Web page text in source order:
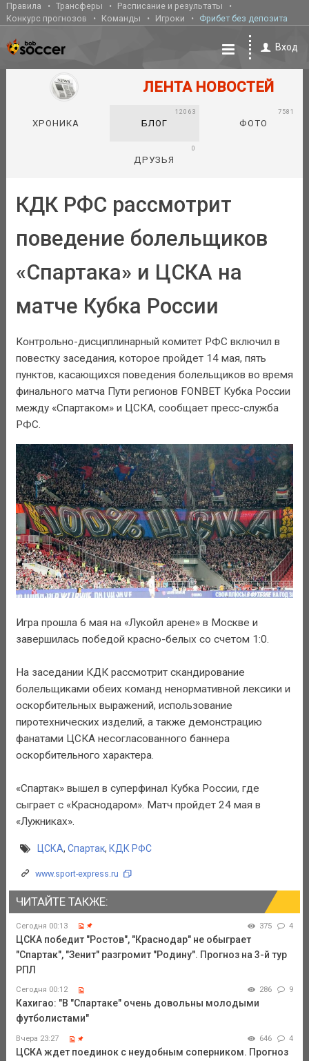
Правила Трансферы
Расписание и результаты
Конкурс прогнозов
Команды Игроки Фрибет без депозита
Вход
ЛЕНТА НОВОСТЕЙ
ХРОНИКА БЛОГ
12063
ФОТО
7581
ДРУЗЬЯ
0
КДК РФС рассмотрит
поведение болельщиков
«Спартака» и ЦСКА на
матче Кубка России
Контрольно-дисциплинарный комитет РФС включил в
повестку заседания, которое пройдет 14 мая, пять
пунктов, касающихся поведения болельщиков во время
финального матча Пути регионов FONBET Кубка России
между «Спартаком» и ЦСКА, сообщает пресс-служба
РФС.
Игра прошла 6 мая на «Лукойл арене» в Москве и
завершилась победой красно-белых со счетом 1:0.
На заседании КДК рассмотрит скандирование
болельщиками обеих команд ненормативной лексики и
оскорбительных выражений, использование
пиротехнических изделий, а также демонстрацию
фанатами ЦСКА несогласованного баннера
оскорбительного характера.
«Спартак» вышел в суперфинал Кубка России, где
сыграет с «Краснодаром». Матч пройдет 24 мая в
«Лужниках».
ЦСКА, Спартак, КДК РФС
www.sport-express.ru
ЧИТАЙТЕ ТАКЖЕ:
Сегодня 00:13 375 4
ЦСКА победит "Ростов", "Краснодар" не обыграет
"Спартак", "Зенит" разгромит "Родину". Прогноз на 3-й тур
РПЛ
Сегодня 00:12 286 9
Кахигао: "В "Спартаке" очень довольны молодыми
футболистами"
Вчера 23:27 646 4
ЦСКА ждет поединок с неудобным соперником. Прогноз